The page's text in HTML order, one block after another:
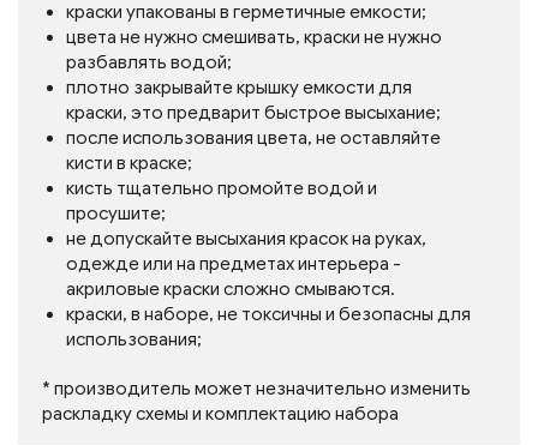
краски упакованы в герметичные емкости;
цвета не нужно смешивать, краски не нужно
разбавлять водой;
плотно закрывайте крышку емкости для
краски, это предварит быстрое высыхание;
после использования цвета, не оставляйте
кисти в краске;
кисть тщательно промойте водой и
просушите;
не допускайте высыхания красок на руках,
одежде или на предметах интерьера -
акриловые краски сложно смываются.
краски, в наборе, не токсичны и безопасны для
использования;
* производитель может незначительно изменить
раскладку схемы и комплектацию набора